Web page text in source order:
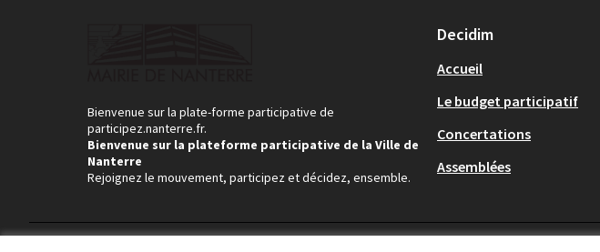
Bienvenue sur la plate-forme participative de
participez.nanterre.fr.
Bienvenue sur la plateforme participative de la Ville de
Nanterre
Rejoignez le mouvement, participez et décidez, ensemble.
Decidim
Accueil
Le budget participatif
Concertations
Assemblées